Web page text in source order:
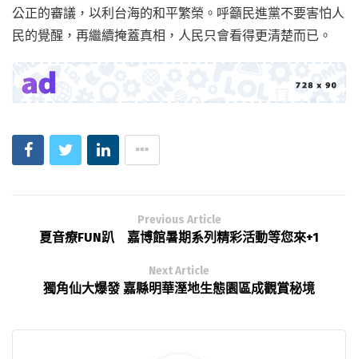
公正的審議，以利台海的和平繁榮。呼籲民進黨不要害怕人
民的覺醒，再繼續掩蓋真相，人民只會看得更清楚而已。
Previous Article
夏音療FUN趴 嘉博館暑期系列精彩活動等您來+1
Next Article
獨角仙大爆發 嘉縣明華溼地生態園區成觀賞秘境